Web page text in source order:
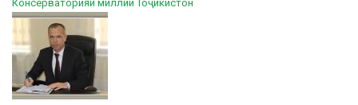
Консерваторияи миллии Тоҷикистон